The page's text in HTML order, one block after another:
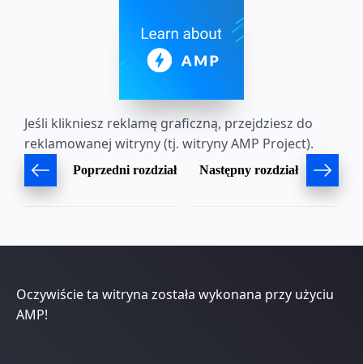
Jeśli klikniesz reklamę graficzną, przejdziesz do
reklamowanej witryny (tj. witryny AMP Project).
Poprzedni rozdział Następny rozdział
Oczywiście ta witryna została wykonana przy użyciu
AMP!